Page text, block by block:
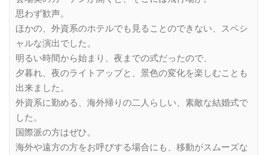
思わず歓声。
ほかの、外資系のホテルでも見ることのできない、スペシ
ャルな演出でした。
明るい時間から始まり、夜までの式だったので、
夕暮れ、夜のライトアップと、景色の変化を楽しむことも
出来ました。
外資系に勤める、海外帰りの二人らしい、素敵な結婚式で
した。
国際派の方はぜひ。
海外や遠方の方をお呼びする場合にも、移動がスムーズな